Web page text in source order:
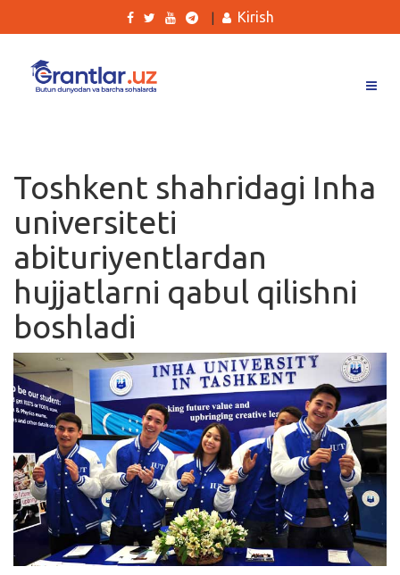
Ishlar
Kurslar
Blog
Yana
Qidirish
Kirish
Kirish
Toshkent shahridagi Inha
universiteti
abituriyentlardan
hujjatlarni qabul qilishni
boshladi